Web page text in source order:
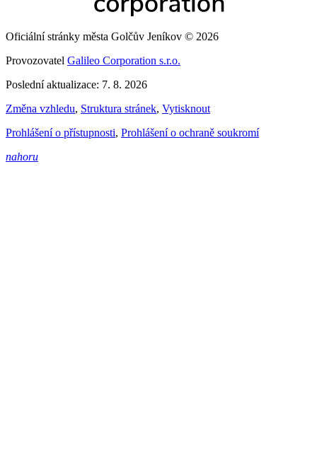
Oficiální stránky města Golčův Jeníkov © 2026
Provozovatel Galileo Corporation s.r.o.
Poslední aktualizace: 7. 8. 2026
Změna vzhledu, Struktura stránek, Vytisknout
Prohlášení o přístupnosti, Prohlášení o ochraně soukromí
nahoru